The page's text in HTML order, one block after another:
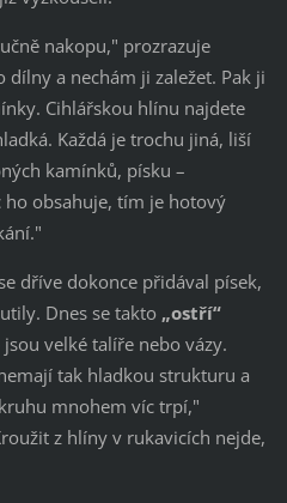
nakopu," prozrazuje
dílny a nechám ji zaležet. Pak ji
Cihlářskou hlínu najdete
Každá je trochu jiná, liší
kamínků, písku –
ho obsahuje, tím je hotový
dříve dokonce přidával písek,
Dnes se takto „ostří“
velké talíře nebo vázy.
tak hladkou strukturu a
mnohem víc trpí,"
z hlíny v rukavicích nejde,